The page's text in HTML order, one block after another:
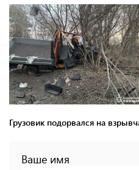
Грузовик подорвался на
Ваше имя